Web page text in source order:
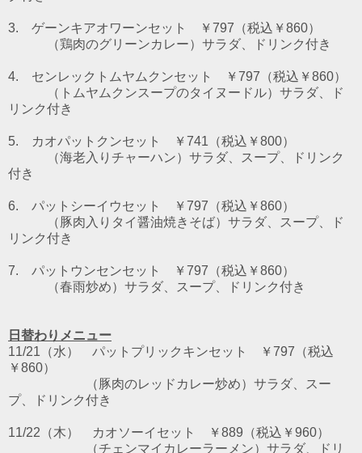
3. ゲーンキアオワーンセット ￥797（税込￥860）
（鶏肉のグリーンカレー） サラダ、ドリンク付き
4. センレックトムヤムクンセット ￥797（税込￥860）
（トムヤムクンスープのタイヌードル） サラダ、ド
リンク付き
5. カオパットクンセット ￥741（税込￥800）
（海老入りチャーハン）サラダ、スープ、ドリンク
付き
6. パットシーイウセット ￥797（税込￥860）
（豚肉入りタイ醤油焼きそば）サラダ、スープ、ド
リンク付き
7. パットウンセンセット ￥797（税込￥860）
（春雨炒め）サラダ、スープ、ドリンク付き
日替わりメニュー
11/21（水） パットプリックキンセット ￥797（税込
￥860）
（豚肉のレッドカレー炒め）サラダ、スー
プ、ドリンク付き
11/22（木） カオソーイセット ￥889（税込￥960）
（チェンマイカレーラーメン）サラダ、ドリ